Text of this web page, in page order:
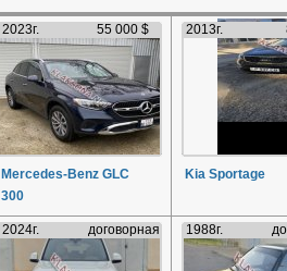
2023г. 55 000 $
Mercedes-Benz GLC
300
2013г.
Kia Sportage
2024г. договорная 1988г.